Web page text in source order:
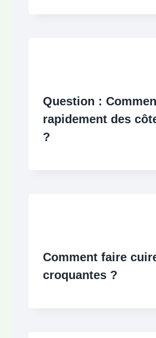
Question :
rapidement des
?
Comment faire
croquantes ?